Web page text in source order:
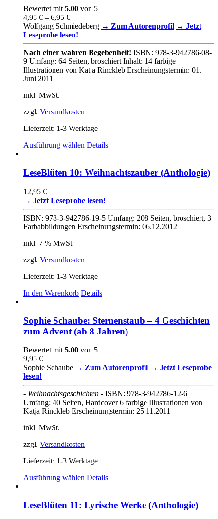
Optionen
auf
gewählt
werden
Bewertet mit5.00 von 5
4,95 € – 6,95 €
Wolfgang Schmiedeberg → Zum Autorenprofil → Jetzt
Leseprobe lesen!
Nach einer wahren Begebenheit! ISBN: 978-3-942786-08-
9 Umfang: 64 Seiten, broschiert Inhalt: 14 farbige
Illustrationen von Katja Rinckleb Erscheinungstermin: 01.
Juni 2011
inkl. MwSt.
zzgl. Versandkosten
Lieferzeit: 1-3 Werktage
Ausführung wählen Dieses
mehrere
Die
Optionen
können
auf
Details
LeseBlüten 10: Weihnachtszauber (Anthologie)
12,95 €
→ Jetzt Leseprobe lesen!
ISBN: 978-3-942786-19-5 Umfang: 208 Seiten, broschiert, 3
Farbabbildungen Erscheinungstermin: 06.12.2012
inkl. 7 % MwSt.
zzgl. Versandkosten
Lieferzeit: 1-3 Werktage
In den Warenkorb Details
Sophie Schaube: Sternenstaub – 4 Geschichten
zum Advent (ab 8 Jahren)
Bewertet mit 5.00 von 5
9,95 €
Sophie Schaube → Zum Autorenprofil → Jetzt Leseprobe
lesen!
- Weihnachtsgeschichten - ISBN: 978-3-942786-12-6
Umfang: 40 Seiten, Hardcover 6 farbige Illustrationen von
Katja Rinckleb Erscheinungstermin: 25.11.2011
inkl. MwSt.
zzgl. Versandkosten
Lieferzeit: 1-3 Werktage
Ausführung wählen Dieses
mehrere
Varianten
Details
LeseBlüten 11: Lyrische Werke (Anthologie)